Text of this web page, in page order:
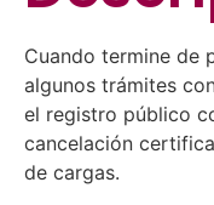
Cuando termine de
algunos trámites
el registro público
cancelación
de cargas.